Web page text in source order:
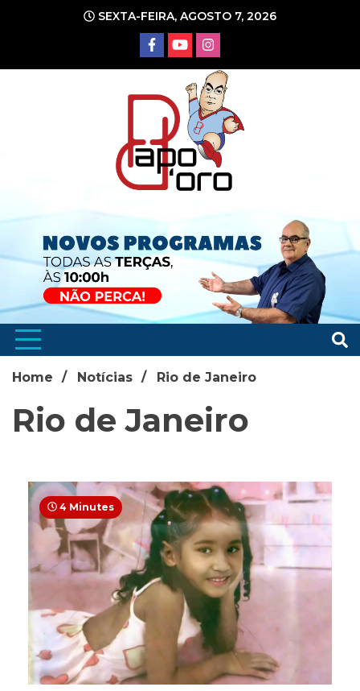
conteúdo
SEXTA-FEIRA, AGOSTO 7, 2026
Home Notícias Rio de Janeiro
Rio de Janeiro
4 Minutes